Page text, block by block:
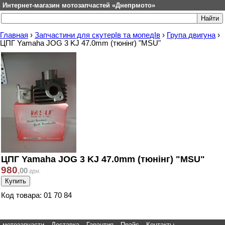
Интернет-магазин мотозапчастей «Днепрмото»
Главная › Запчастини для скутерІв та мопедІв › Група двигуна ›
ЦПГ Yamaha JOG 3 KJ 47.0mm (тюнінг) "MSU"
ЦПГ Yamaha JOG 3 KJ 47.0mm (тюнінг) "MSU"
980,00 грн.
Код товара: 01 70 84